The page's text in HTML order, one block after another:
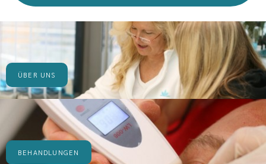
ÜBER UNS
BEHANDLUNGEN